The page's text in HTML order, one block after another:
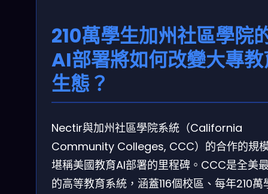
210萬學生加州社區學院
AI部署將如何改變大專
生態？
Nectir與加州社區學院系統（California
Community Colleges, CCC）的合作的規
堪稱美國教育AI部署的里程碑。CCC是全美
的高等教育系統，涵蓋116個校區、每年210萬